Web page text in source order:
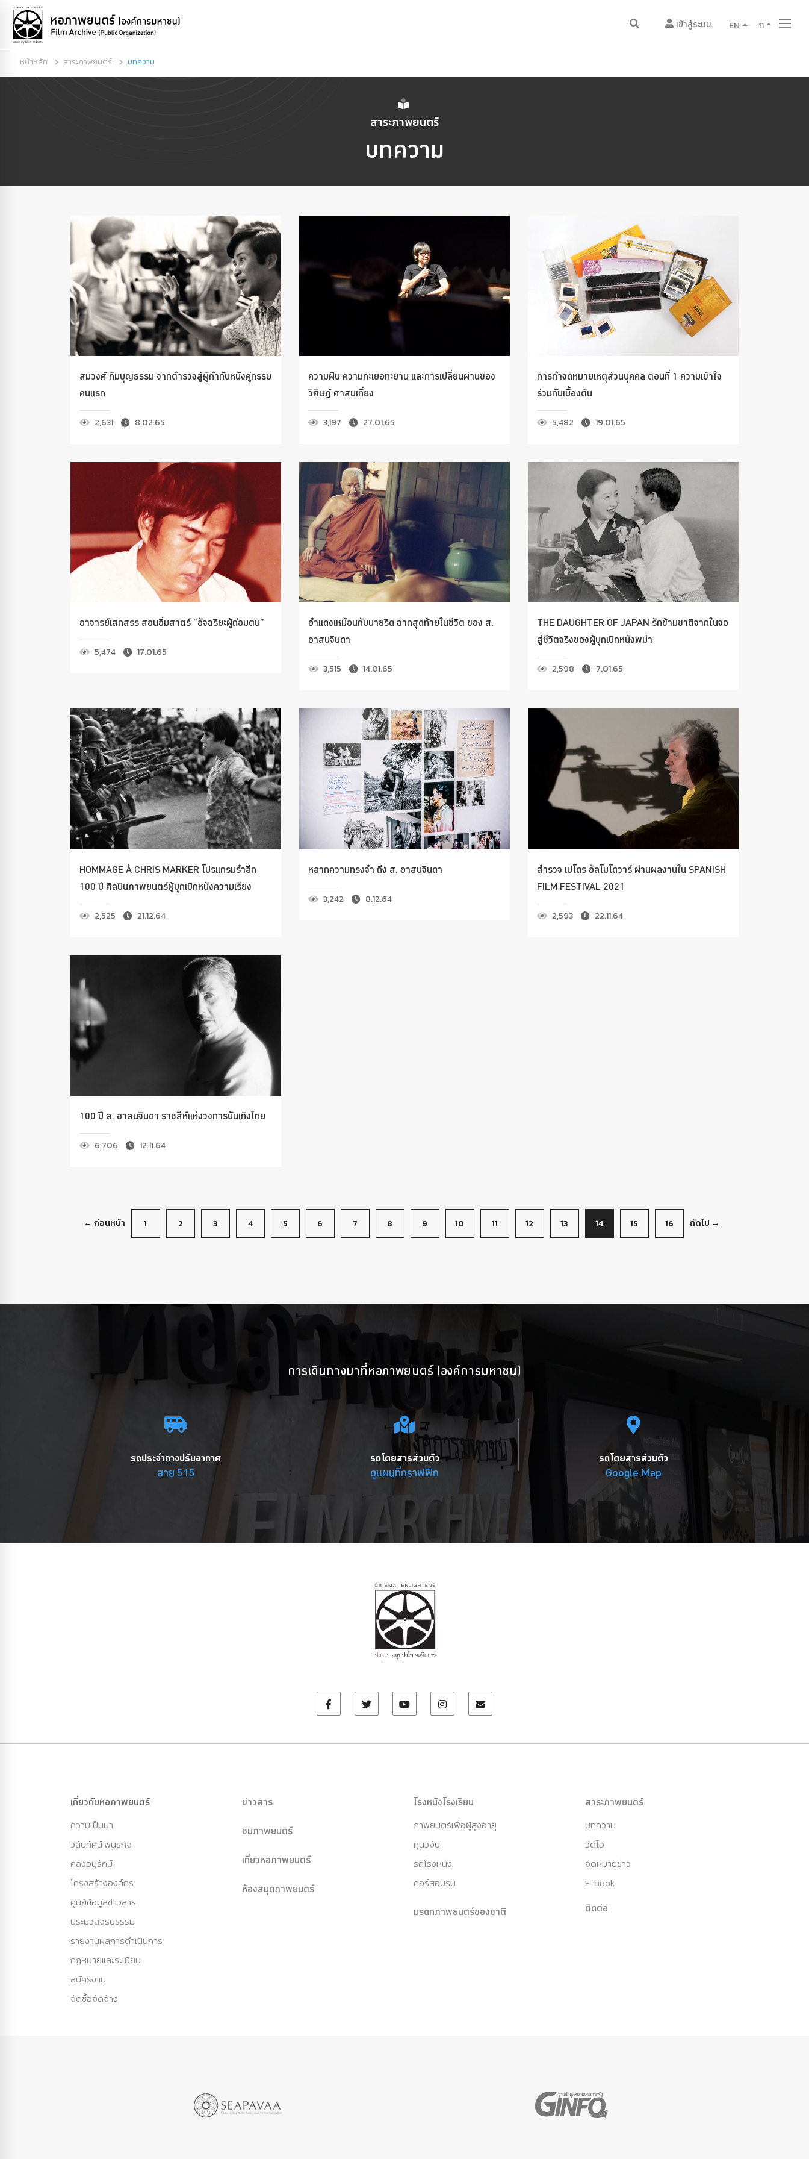
เข้าสู่ระบบ EN ก
หน้าหลัก สาระภาพยนตร์ บทความ
สาระภาพยนตร์
บทความ
สมวงศ์ ทิมบุญธรรม จากตำรวจสู่ผู้กำกับหนังคู่กรรม
คนแรก
2,631 8.02.65
ความฝัน ความทะเยอทะยาน และการเปลี่ยนผ่านของ
วิศิษฏ์ ศาสนเที่ยง
3,197 27.01.65
การทำจดหมายเหตุส่วนบุคคล ตอนที่ 1 ความเข้าใจ
ร่วมกันเบื้องต้น
5,482 19.01.65
อาจารย์เสกสรร สอนอิ่มสาตร์ “อัจฉริยะผู้ถ่อมตน”
5,474 17.01.65
อำแดงเหมือนกับนายริด ฉากสุดท้ายในชีวิต ของ ส.
อาสนจินดา
3,515 14.01.65
THE DAUGHTER OF JAPAN รักข้ามชาติจากในจอ
สู่ชีวิตจริงของผู้บุกเบิกหนังพม่า
2,598 7.01.65
HOMMAGE À CHRIS MARKER โปรแกรมรำลึก
100 ปี ศิลปินภาพยนตร์ผู้บุกเบิกหนังความเรียง
2,525 21.12.64
หลากความทรงจำ ถึง ส. อาสนจินดา
3,242 8.12.64
สำรวจ เปโดร อัลโมโดวาร์ ผ่านผลงานใน SPANISH
FILM FESTIVAL 2021
2,593 22.11.64
100 ปี ส. อาสนจินดา ราชสีห์แห่งวงการบันเทิงไทย
6,706 12.11.64
← ก่อนหน้า 1 2 3 4 5 6 7 8 9 10 11 12 13 14 15 16 ถัดไป →
การเดินทางมาที่หอภาพยนตร์ (องค์การมหาชน)
รถประจำทางปรับอากาศ
สาย 515
รถโดยสารส่วนตัว
ดูแผนที่กราฟฟิก
รถโดยสารส่วนตัว
Google Map
เกี่ยวกับหอภาพยนตร์
ความเป็นมา
วิสัยทัศน์ พันธกิจ
คลังอนุรักษ์
โครงสร้างองค์กร
ศูนย์ข้อมูลข่าวสาร
ประมวลจริยธรรม
รายงานผลการดำเนินการ
กฏหมายและระเบียบ
สมัครงาน
จัดซื้อจัดจ้าง
ข่าวสาร
ชมภาพยนตร์
เที่ยวหอภาพยนตร์
ห้องสมุดภาพยนตร์
โรงหนังโรงเรียน
ภาพยนตร์เพื่อผู้สูงอายุ
ทุนวิจัย
รถโรงหนัง
คอร์สอบรม
มรดกภาพยนตร์ของชาติ
สาระภาพยนตร์
บทความ
วีดีโอ
จดหมายข่าว
E-book
ติดต่อ